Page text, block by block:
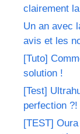
clairement
Un an avec
avis et les
[Tuto]
solution !
[Test]
perfection ?!
[TEST]